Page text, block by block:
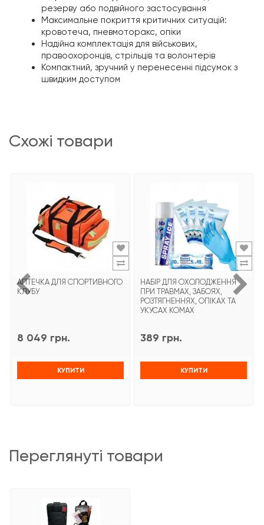
резерву або подвійного застосування
Максимальне покриття критичних ситуацій:
кровотеча, пневмоторакс, опіки
Надійна комплектація для військових,
правоохоронців, стрільців та волонтерів
Компактний, зручний у перенесенні підсумок з
швидким доступом
схожі товари
АПТЕЧКА ДЛЯ СПОРТИВНОГО
КЛУБУ
8 049 грн.
КУПИТИ
НАБІР ДЛЯ ОХОЛОДЖЕННЯ
ПРИ ТРАВМАХ, ЗАБОЯХ,
РОЗТЯГНЕННЯХ, ОПІКАХ ТА
УКУСАХ КОМАХ
389 грн.
КУПИТИ
переглянуті товари